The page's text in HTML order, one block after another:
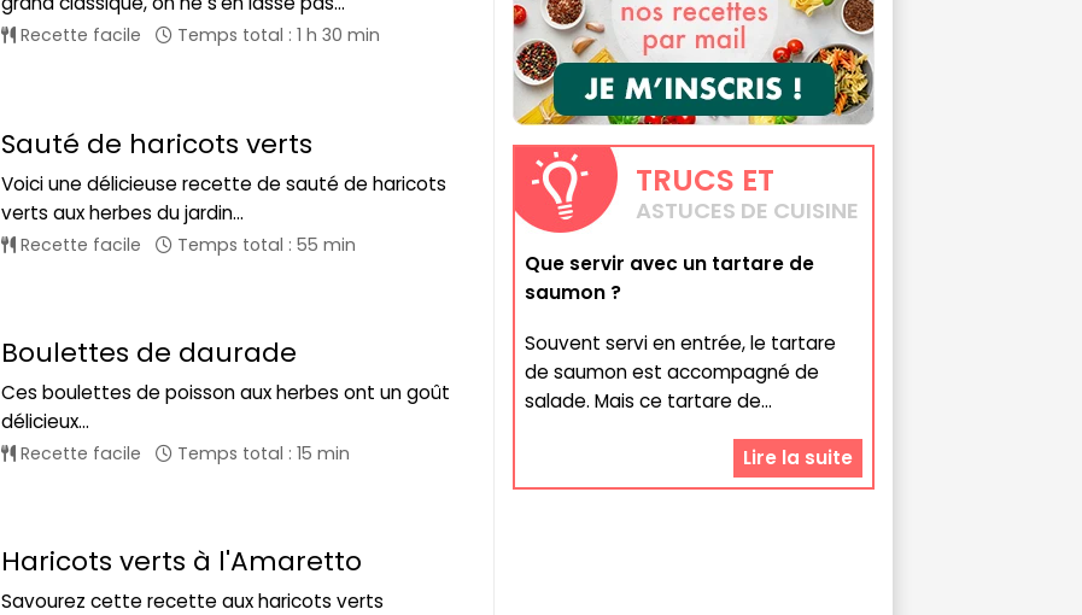
Recette facile Temps total : 1 h 30 min
Sauté de haricots verts
Voici une délicieuse recette de sauté de haricots
verts aux herbes du jardin...
Recette facile Temps total : 55 min
Boulettes de daurade
Ces boulettes de poisson aux herbes ont un goût
délicieux...
Recette facile Temps total : 15 min
Haricots verts à l'Amaretto
Savourez cette recette aux haricots verts
TRUCS ET
ASTUCES DE CUISINE
Que servir avec un tartare de
saumon ?
Souvent servi en entrée, le tartare
de saumon est accompagné de
salade. Mais ce tartare de...
Lire la suite